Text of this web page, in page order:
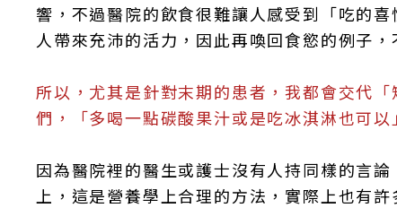
響，不過醫院的飲食很難讓人感受到「吃的
人帶來充沛的活力，因此再喚回食慾的例子，
所以，尤其是針對末期的患者，我都會交代
們，「多喝一點碳酸果汁或是吃冰淇淋也可以
因為醫院裡的醫生或護士沒有人持同樣的言
上，這是營養學上合理的方法，實際上也有